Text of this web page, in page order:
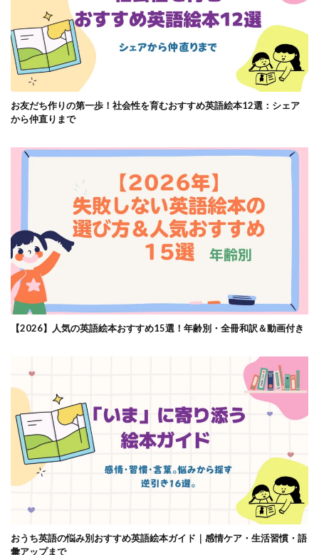
お友だち作りの第一歩！社会性を育むおすすめ英語絵本12選：シェア
から仲直りまで
【2026】人気の英語絵本おすすめ15選！年齢別・全冊和訳＆動画付き
おうち英語の悩み別おすすめ英語絵本ガイド｜感情ケア・生活習慣・語
彙アップまで